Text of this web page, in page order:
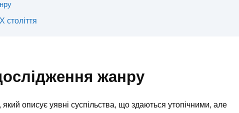
століття
жанру
описує уявні суспільства, що здаються утопічними, але